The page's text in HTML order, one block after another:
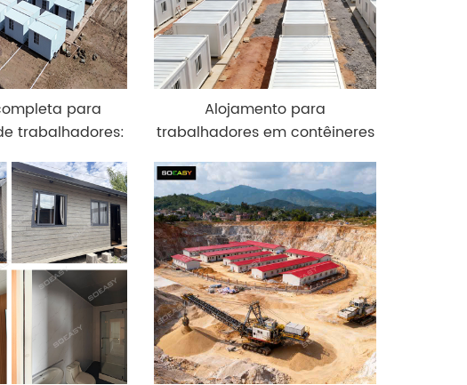
para
trabalhadores:
486 camas
Alojamento para
trabalhadores em contêineres
acampamento de mineração
na Indonésia.